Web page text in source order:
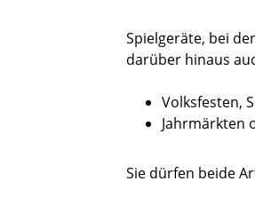
Spielgeräte, bei
darüber hinaus
Volksfesten,
Jahrmärkten
Sie dürfen beide